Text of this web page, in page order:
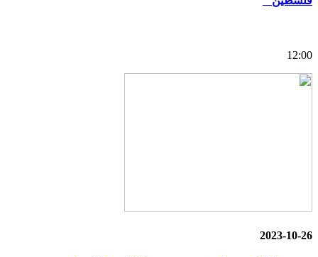
12:00
2023-10-26